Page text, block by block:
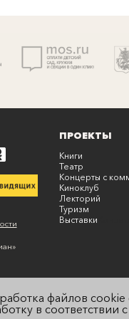
»
ПРОЕКТЫ
Книги
Театр
Концерты с
Киноклуб
Лекторий
Туризм
Выставки
файлов
в соответствии с